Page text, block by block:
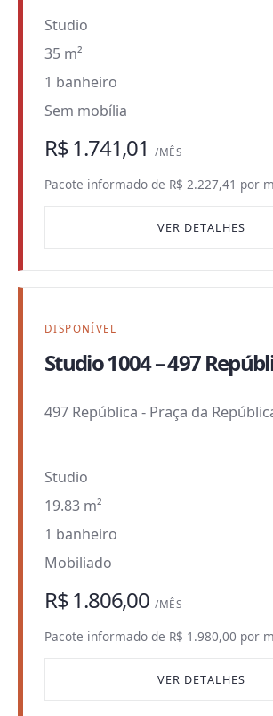
Studio
35 m²
1 banheiro
Sem mobília
R$ 1.741,01 /MÊS
Pacote informado de R$ 2.227,41 por
VER DETALHES
DISPONÍVEL
Studio 1004 – 497
497 República - Praça da
Studio
19.83 m²
1 banheiro
Mobiliado
R$ 1.806,00 /MÊS
Pacote informado de R$ 1.980,00 por
VER DETALHES